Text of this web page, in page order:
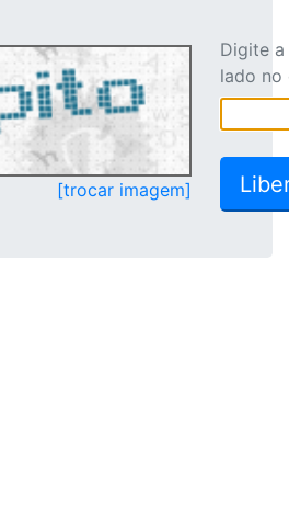
[trocar imagem]
Digite
lado no